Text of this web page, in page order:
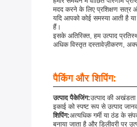
मदद करने के लिए प्रशिक्षण सत्र
यदि आपको कोई समस्या आती है
हैं।
इसके अतिरिक्त, हम उत्पाद
अधिक विस्तृत दस्तावेज़ीकरण,
पैकिंग और शिपिंग:
उत्पाद पैकेजिंग:उत्पाद की
इकाई को स्पष्ट रूप से उत्पाद
शिपिंग:अत्यधिक गर्मी या ठंड के
बनाया जाता है और डिलीवरी पर